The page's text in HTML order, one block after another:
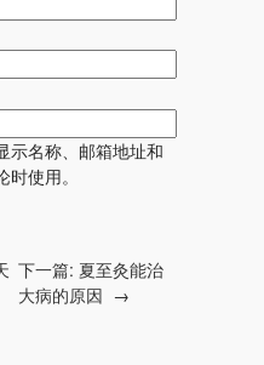
示名称、邮箱地址和
使用。
下一篇: 夏至灸能治
大病的原因 →